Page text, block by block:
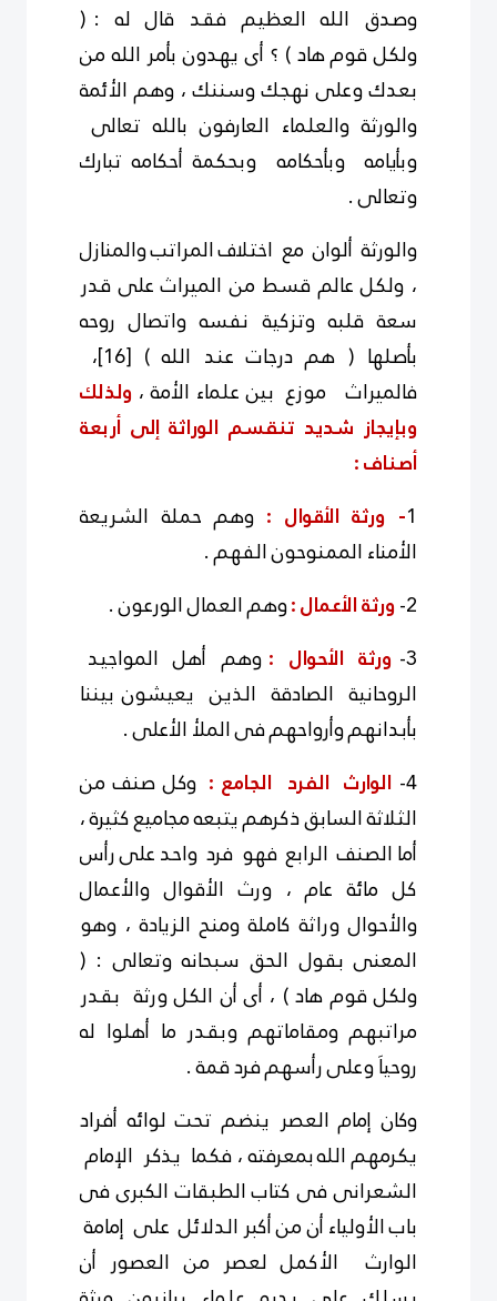
وصدق الله العظيم فقد قال له : (
ولكل قوم هاد ) ؟ أى يهدون بأمر الله من
بعدك وعلى نهجك وسننك ، وهم الأئمة
والورثة والعلماء العارفون بالله تعالى
وبأيامه وبأحكامه وبحكمة أحكامه تبارك
وتعالى .
والورثة ألوان مع اختلاف المراتب والمنازل
، ولكل عالم قسط من الميراث على قدر
سعة قلبه وتزكية نفسه واتصال روحه
بأصلها ( هم درجات عند الله ) [16]
،
فالميراث موزع بين علماء الأمة ، ولذلك
وبإيجاز شديد تنقسم الوراثة إلى أربعة
أصناف :
1- ورثة الأقوال : وهم حملة الشريعة
الأمناء الممنوحون الفهم .
2- ورثة الأعمال :وهم العمال الورعون .
3- ورثة الأحوال : وهم أهل المواجيد
الروحانية الصادقة الذين يعيشون بيننا
بأبدانهم وأرواحهم فى الملأ الأعلى .
4- الوارث الفرد الجامع : وكل صنف من
الثلاثة السابق ذكرهم يتبعه مجاميع كثيرة ،
أما الصنف الرابع فهو فرد واحد على رأس
كل مائة عام ، ورث الأقوال والأعمال
والأحوال وراثة كاملة ومنح الزيادة ، وهو
المعنى بقول الحق سبحانه وتعالى : (
ولكل قوم هاد ) ، أى أن الكل ورثة بقدر
مراتبهم ومقاماتهم وبقدر ما أهلوا له
روحياَ وعلى رأسهم فرد قمة .
وكان إمام العصر ينضم تحت لوائه أفراد
يكرمهم الله بمعرفته ، فكما يذكر الإمام
الشعرانى فى كتاب الطبقات الكبرى فى
باب الأولياء أن من أكبر الدلائل على إمامة
الوارث الأكمل لعصر من العصور أن